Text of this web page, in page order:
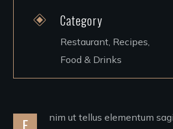
Category
Restaurant, Recipes,
Food & Drinks
nim ut tellus elementum